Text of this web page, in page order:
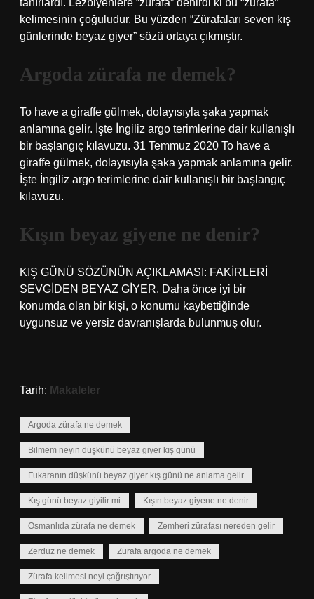
tanırlardı. Lezbiyenlere “zürafa” denirdi ki bu “zürafa”
kelimesinin çoğuludur. Bu yüzden “Zürafaları seven kış
günlerinde beyaz giyer” sözü ortaya çıkmıştır.
Argoda zürafa ne demek?
To have a giraffe gülmek, dolayısıyla şaka yapmak
anlamına gelir. İşte İngiliz argo terimlerine dair kullanışlı
bir başlangıç ​​kılavuzu. 31 Temmuz 2020 To have a
giraffe gülmek, dolayısıyla şaka yapmak anlamına gelir.
İşte İngiliz argo terimlerine dair kullanışlı bir başlangıç ​​
kılavuzu.
Kışın beyaz giyene ne denir?
KIŞ GÜNÜ SÖZÜNÜN AÇIKLAMASI: FAKİRLERİ
SEVGİDEN BEYAZ GİYER. Daha önce iyi bir
konumda olan bir kişi, o konumu kaybettiğinde
uygunsuz ve yersiz davranışlarda bulunmuş olur.
Tarih: Makaleler
Argoda zürafa ne demek
Bilmem neyin düşkünü beyaz giyer kış günü
Fukaranın düşkünü beyaz giyer kış günü ne anlama gelir
Kış günü beyaz giyilir mi Kışın beyaz giyene ne denir
Osmanlıda zürafa ne demek Zemheri zürafası nereden gelir
Zerduz ne demek Zürafa argoda ne demek
Zürafa kelimesi neyi çağrıştırıyor